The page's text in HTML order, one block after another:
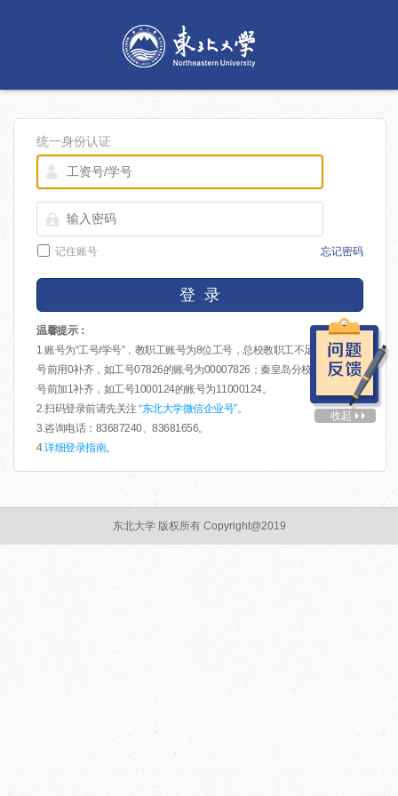
统一身份认证
记住账号 忘记密码
登 录
温馨提示：
1.账号为“工号/学号”，教职工账号为8位工号，总校教职工不足8位的在工
号前用0补齐，如工号07826的账号为00007826；秦皇岛分校教职工在工
号前加1补齐，如工号1000124的账号为11000124。
2.扫码登录前请先关注 “东北大学微信企业号”。
3.咨询电话：83687240、83681656。
4.详细登录指南。
东北大学 版权所有 Copyright@2019
收起